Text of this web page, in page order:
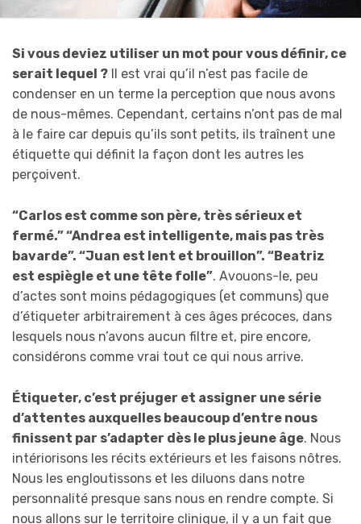
Si vous deviez utiliser un mot pour vous définir, ce
serait lequel ? Il est vrai qu’il n’est pas facile de
condenser en un terme la perception que nous avons
de nous-mêmes. Cependant, certains n’ont pas de mal
à le faire car depuis qu’ils sont petits, ils traînent une
étiquette qui définit la façon dont les autres les
perçoivent.
“Carlos est comme son père, très sérieux et
fermé.” “Andrea est intelligente, mais pas très
bavarde”. “Juan est lent et brouillon”. “Beatriz
est espiègle et une tête folle”. Avouons-le, peu
d’actes sont moins pédagogiques (et communs) que
d’étiqueter arbitrairement à ces âges précoces, dans
lesquels nous n’avons aucun filtre et, pire encore,
considérons comme vrai tout ce qui nous arrive.
Étiqueter, c’est préjuger et assigner une série
d’attentes auxquelles beaucoup d’entre nous
finissent par s’adapter dès le plus jeune âge. Nous
intériorisons les récits extérieurs et les faisons nôtres.
Nous les engloutissons et les diluons dans notre
personnalité presque sans nous en rendre compte. Si
nous allons sur le territoire clinique, il y a un fait que